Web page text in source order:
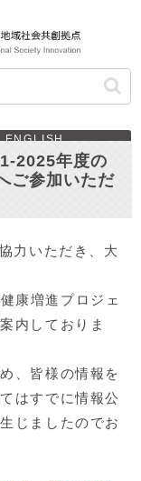
ENGLISH
2025年度の
ご参加いただ
力いただき、大
康増進プロジェ
内しておりま
、皆様の情報を
はすでに情報公
じましたのでお